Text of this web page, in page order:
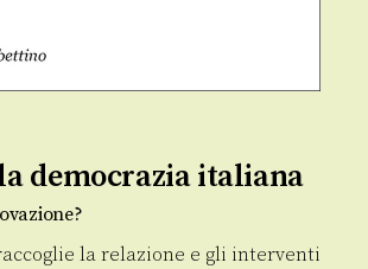
democrazia italiana
la relazione e gli interventi